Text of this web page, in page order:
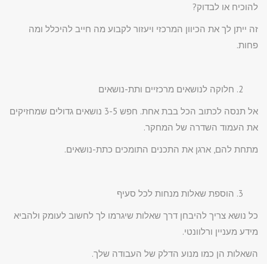
להוכיח או לבדוק?
זה ייתן לך את הכיוון המרכזי ויעזור לקבוע מה חייב להיכלל ומה
פחות.
חלוקה לנושאים מרכזיים ותת-נושאים
אל תנסה לכתוב הכל בבת אחת. חפש 3-5 נושאים גדולים שמחזיקים
את העמוד השדרה של המחקר.
מתחת להם, ארגן את התכנים התומכים כתת-נושאים.
הוספת שאלות מנחות לכל סעיף
כל נושא צריך להיבחן דרך שאלות שיגרמו לך לחשוב לעומק ולהביא
מידע מעניין ורלוונטי.
השאלות הן כמו מנוע הדלק של העבודה שלך.